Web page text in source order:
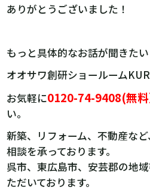
ありがとうございました！
もっと具体的なお話が聞きた
オオサワ創研ショールーム
お気軽に0120-74-9408(無料
い。
新築、リフォーム、不動産な
相談を承っております。
呉市、東広島市、安芸郡の地
ただいております。